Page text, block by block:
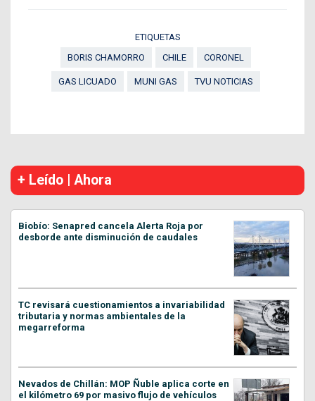
ETIQUETAS
BORIS CHAMORRO
CHILE CORONEL
GAS LICUADO MUNI GAS TVU NOTICIAS
+ Leído | Ahora
Biobío: Senapred cancela Alerta Roja por
desborde ante disminución de caudales
TC revisará cuestionamientos a invariabilidad
tributaria y normas ambientales de la
megarreforma
Nevados de Chillán: MOP Ñuble aplica corte en
el kilómetro 69 por masivo flujo de vehículos